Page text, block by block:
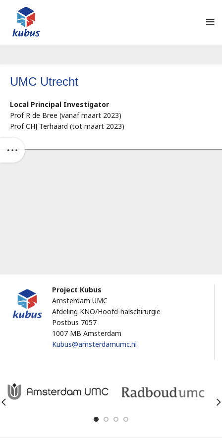
UMC Utrecht
Local Principal Investigator
Prof R de Bree (vanaf maart 2023)
Prof CHJ Terhaard (tot maart 2023)
Project Kubus
Amsterdam UMC
Afdeling KNO/Hoofd-halschirurgie
Postbus 7057
1007 MB Amsterdam
Kubus@amsterdamumc.nl